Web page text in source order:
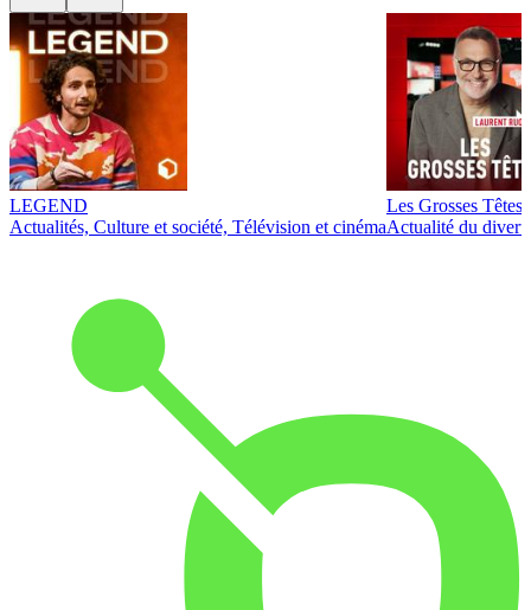
LEGEND
Actualités, Culture et société, Télévision et cinéma
Les Grosses Têtes
Actualité du